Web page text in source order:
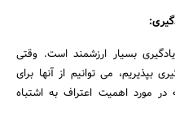
بسیار ارزشمند است. وقتی
بپذیریم، می توانیم از آنها برای
در مورد اهمیت اعتراف به اشتباه